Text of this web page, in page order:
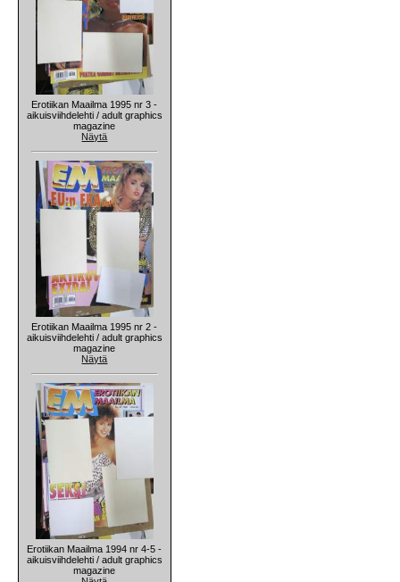
Erotiikan Maailma 1995 nr 3 -
aikuisviihdelehti / adult graphics
magazine
Näytä
Erotiikan Maailma 1995 nr 2 -
aikuisviihdelehti / adult graphics
magazine
Näytä
Erotiikan Maailma 1994 nr 4-5 -
aikuisviihdelehti / adult graphics
magazine